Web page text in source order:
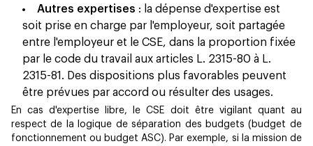
Autres expertises : la dépense d'expertise est
soit prise en charge par l'employeur, soit partagée
entre l'employeur et le CSE, dans la proportion fixée
par le code du travail aux articles L. 2315-80 à L.
2315-81. Des dispositions plus favorables peuvent
être prévues par accord ou résulter des usages.
En cas d'expertise libre, le CSE doit être vigilant quant au
respect de la logique de séparation des budgets (budget de
fonctionnement ou budget ASC). Par exemple, si la mission de